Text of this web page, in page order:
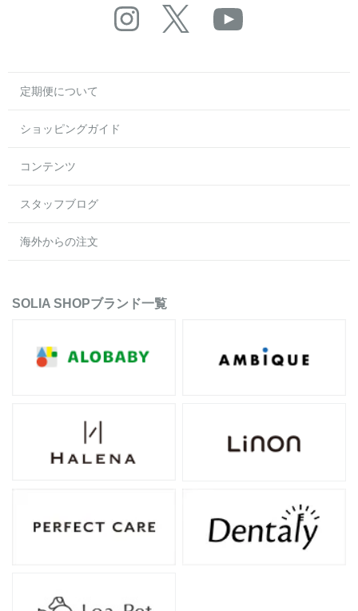
定期便について
ショッピングガイド
コンテンツ
スタッフブログ
海外からの注文
SOLIA SHOPブランド一覧